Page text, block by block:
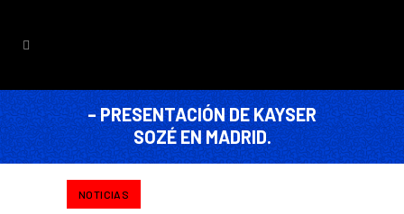
– PRESENTACIÓN DE KAYSER
SOZÉ EN MADRID.
NOTICIAS